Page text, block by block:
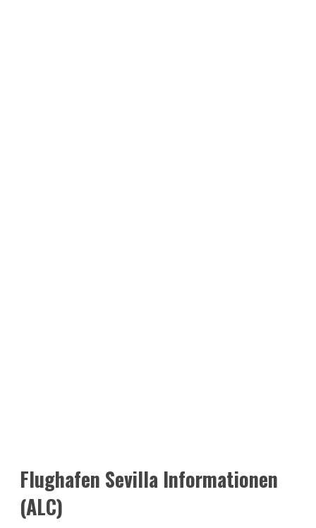
Flughafen Sevilla Informationen
(ALC)